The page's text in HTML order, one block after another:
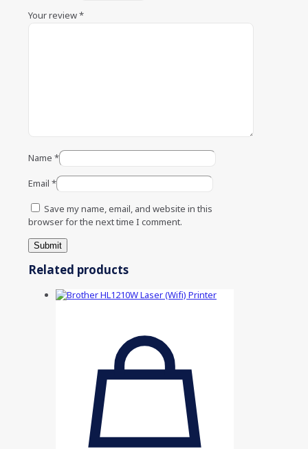
Your review*
Name *
Email *
Save my name, email, and website in this
browser for the next time I comment.
Related products